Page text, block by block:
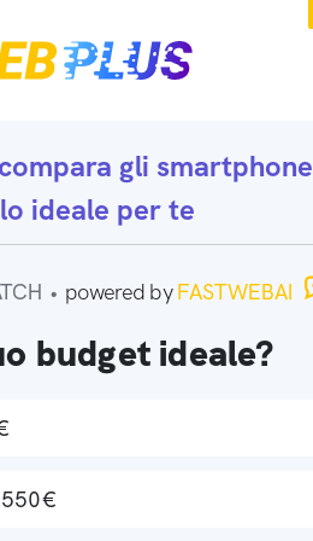
compara gli smartphone
ideale per te
• powered byFASTWEBAI
budget ideale?